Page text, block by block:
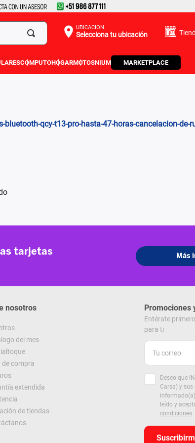
UBICACIÓN
Selecciona tu ubicación
COMPUTOHOGARMOTOSNIUM MARKETPLACE
bluetooth-qcy-t13-pro-hasta-47-horas-cancelacion-de-
nosotros
del mes
de compra
extendida
de tiendas
Promociones
Entérate
para ti
Deseo que
Carsa) y
leído y
condiciones